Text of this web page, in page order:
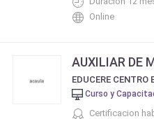
Online
AUXILIAR DE
EDUCERE
Curso y
Certificacion